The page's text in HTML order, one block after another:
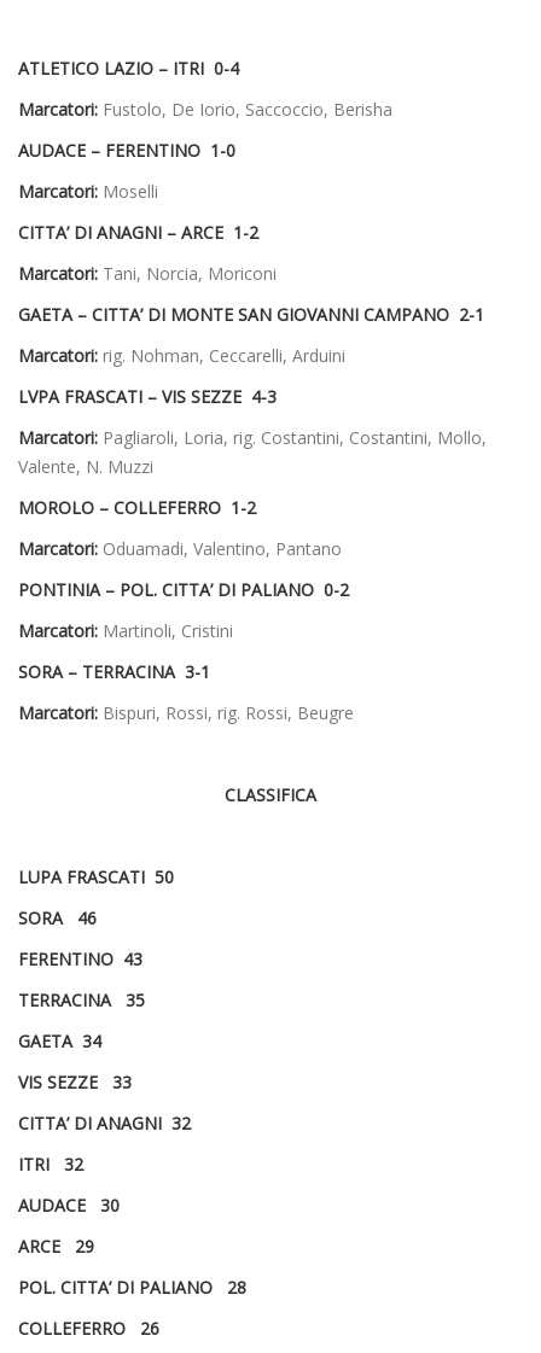
ATLETICO LAZIO – ITRI 0-4
Marcatori: Fustolo, De Iorio, Saccoccio, Berisha
AUDACE – FERENTINO 1-0
Marcatori: Moselli
CITTA’ DI ANAGNI – ARCE 1-2
Marcatori: Tani, Norcia, Moriconi
GAETA – CITTA’ DI MONTE SAN GIOVANNI CAMPANO 2-1
Marcatori: rig. Nohman, Ceccarelli, Arduini
LVPA FRASCATI – VIS SEZZE 4-3
Marcatori: Pagliaroli, Loria, rig. Costantini, Costantini, Mollo,
Valente, N. Muzzi
MOROLO – COLLEFERRO 1-2
Marcatori: Oduamadi, Valentino, Pantano
PONTINIA – POL. CITTA’ DI PALIANO 0-2
Marcatori: Martinoli, Cristini
SORA – TERRACINA 3-1
Marcatori: Bispuri, Rossi, rig. Rossi, Beugre
CLASSIFICA
LUPA FRASCATI 50
SORA 46
FERENTINO 43
TERRACINA 35
GAETA 34
VIS SEZZE 33
CITTA’ DI ANAGNI 32
ITRI 32
AUDACE 30
ARCE 29
POL. CITTA’ DI PALIANO 28
COLLEFERRO 26